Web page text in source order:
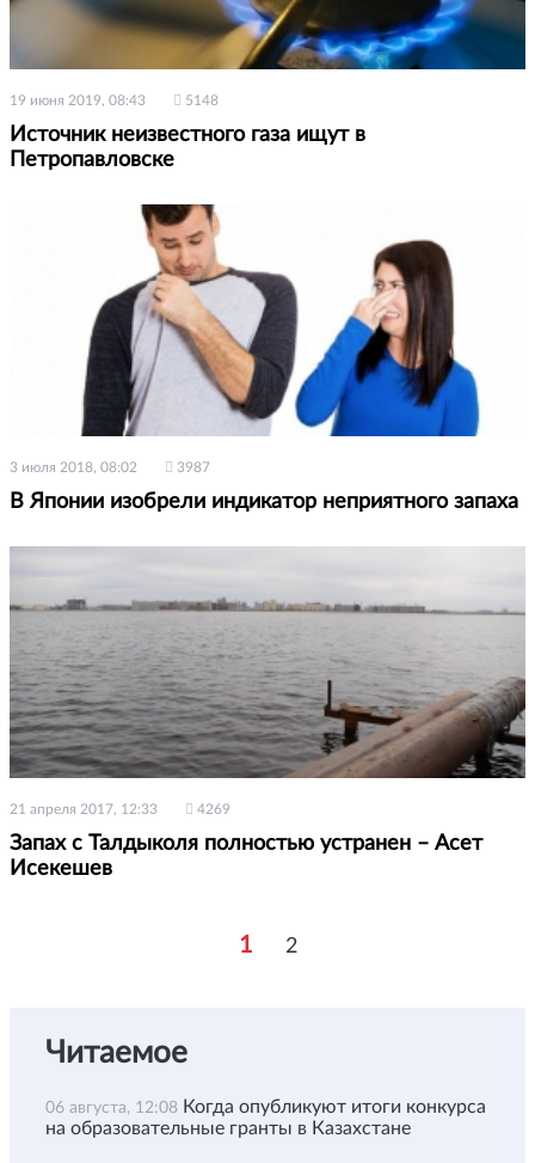
19 июня 2019, 08:43 5148
Источник неизвестного газа ищут в
Петропавловске
3 июля 2018, 08:02 3987
В Японии изобрели индикатор неприятного запаха
21 апреля 2017, 12:33 4269
Запах с Талдыколя полностью устранен – Асет
Исекешев
1 2
Читаемое
06 августа, 12:08 Когда опубликуют итоги конкурса
на образовательные гранты в Казахстане